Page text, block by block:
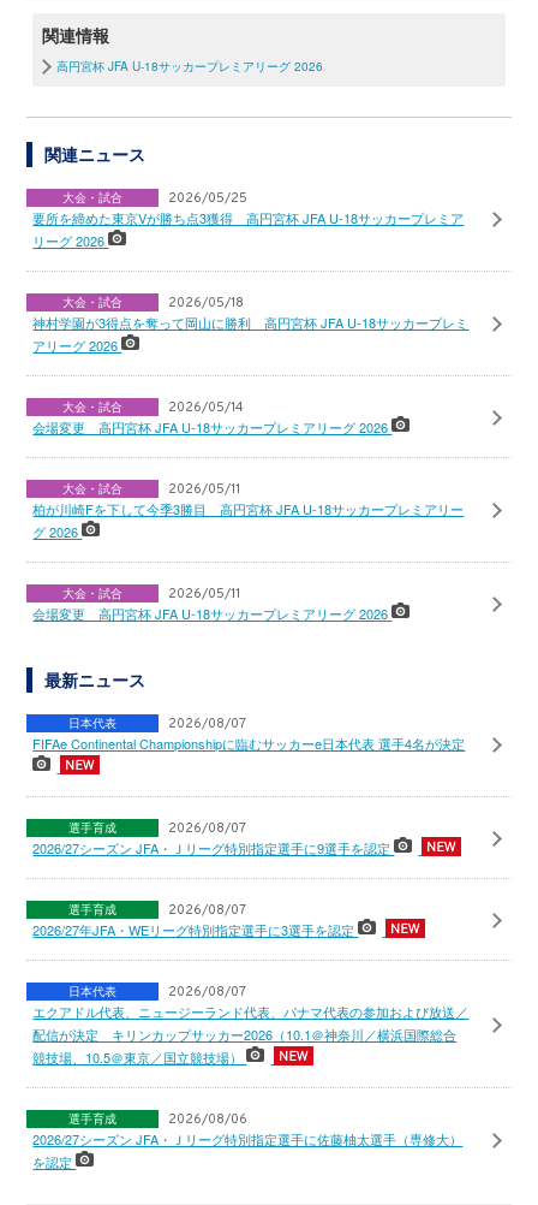
関連情報
高円宮杯 JFA U-18サッカープレミアリーグ 2026
関連ニュース
大会・試合 2026/05/25
要所を締めた東京Vが勝ち点3獲得 高円宮杯 JFA U-18サッカープレミア
リーグ 2026
大会・試合 2026/05/18
神村学園が3得点を奪って岡山に勝利 高円宮杯 JFA U-18サッカープレミ
アリーグ 2026
大会・試合 2026/05/14
会場変更 高円宮杯 JFA U-18サッカープレミアリーグ 2026
大会・試合 2026/05/11
柏が川崎Fを下して今季3勝目 高円宮杯 JFA U-18サッカープレミアリー
グ 2026
大会・試合 2026/05/11
会場変更 高円宮杯 JFA U-18サッカープレミアリーグ 2026
最新ニュース
日本代表 2026/08/07
FIFAe Continental Championshipに臨むサッカーe日本代表 選手4名が決定
選手育成 2026/08/07
2026/27シーズン JFA・Ｊリーグ特別指定選手に9選手を認定
選手育成 2026/08/07
2026/27年JFA・WEリーグ特別指定選手に3選手を認定
日本代表 2026/08/07
エクアドル代表、ニュージーランド代表、パナマ代表の参加および放送／
配信が決定 キリンカップサッカー2026（10.1＠神奈川／横浜国際総合
競技場、10.5＠東京／国立競技場）
選手育成 2026/08/06
2026/27シーズン JFA・Ｊリーグ特別指定選手に佐藤柚太選手（専修大）
を認定